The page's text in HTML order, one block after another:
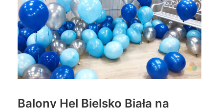
Balony Hel Bielsko Biała na